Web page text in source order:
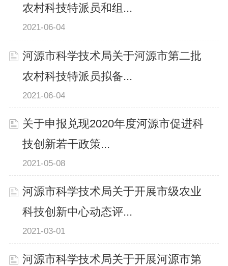
农村科技特派员和组...
2021-06-04
河源市科学技术局关于河源市第二批
农村科技特派员拟备...
2021-06-04
关于申报兑现2020年度河源市促进科
技创新若干政策...
2021-05-08
河源市科学技术局关于开展市级农业
科技创新中心动态评...
2021-03-01
河源市科学技术局关于开展河源市第